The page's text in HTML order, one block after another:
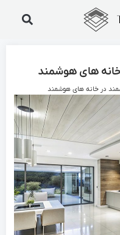
های هوشمند
در خانه های هوشمند